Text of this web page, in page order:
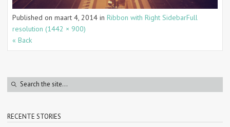
Published on maart 4, 2014 in Ribbon with Right SidebarFull
resolution (1442 × 900)
« Back
RECENTE STORIES